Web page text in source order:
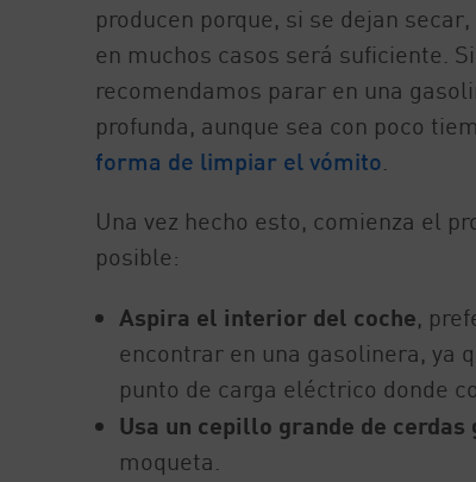
producen porque, si se dejan
en muchos casos será suficiente.
recomendamos parar en una
profunda, aunque sea con poco
forma de limpiar el vómito.
Una vez hecho esto, comienza el
posible:
Aspira el interior del coche,
encontrar en una gasolinera, ya
punto de carga eléctrico donde
Usa un cepillo grande de
moqueta.